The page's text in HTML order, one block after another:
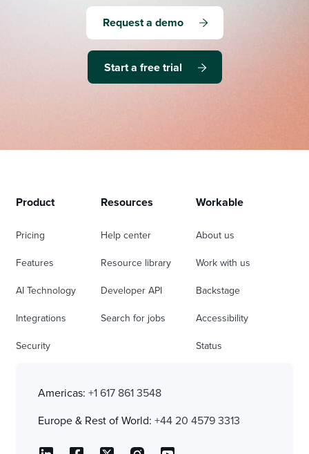
Request a demo
Start a free trial
Product
Pricing
Features
AI Technology
Integrations
Security
Resources
Help center
Resource library
Developer API
Search for jobs
Workable
About us
Work with us
Backstage
Accessibility
Status
Americas: +1 617 861 3548
Europe & Rest of World: +44 20 4579 3313